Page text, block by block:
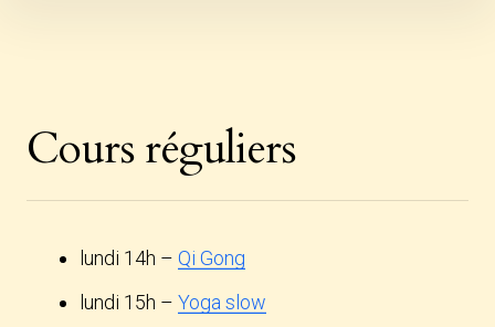
Cours réguliers
lundi 14h – Qi Gong
lundi 15h – Yoga slow